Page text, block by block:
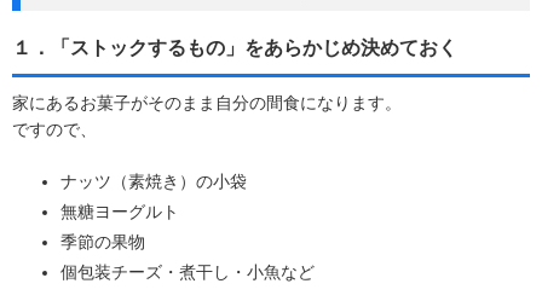
１．「ストックするもの」をあらかじめ決めておく
家にあるお菓子がそのまま自分の間食になります。
ですので、
ナッツ（素焼き）の小袋
無糖ヨーグルト
季節の果物
個包装チーズ・煮干し・小魚など